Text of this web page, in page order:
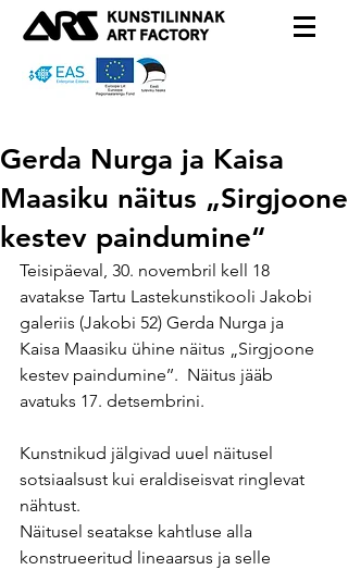
Gerda Nurga ja Kaisa
Maasiku näitus „Sirgjoone
kestev paindumine“
Teisipäeval, 30. novembril kell 18
avatakse Tartu Lastekunstikooli Jakobi
galeriis (Jakobi 52) Gerda Nurga ja
Kaisa Maasiku ühine näitus „Sirgjoone
kestev paindumine’’.  Näitus jääb
avatuks 17. detsembrini.
Kunstnikud jälgivad uuel näitusel
sotsiaalsust kui eraldiseisvat ringlevat
nähtust.
Näitusel seatakse kahtluse alla
konstrueeritud lineaarsus ja selle